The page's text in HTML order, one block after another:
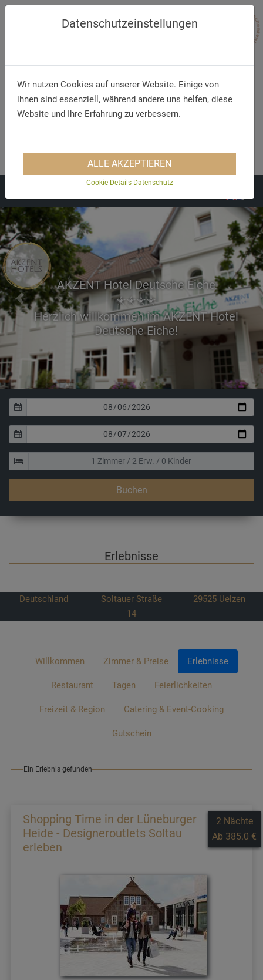
+49 (58 1) 90 55 0
info@eiche-uelzen.de
AKZENT Hotel Deutsche Eiche
✭✭✭✭
Verbringen
Previous Next
Buchen
Erlebnisse
Deutschland
Soltauer Straße
14
29525 Uelzen
Willkommen Zimmer & Preise Erlebnisse
Restaurant Tagen Feierlichkeiten
Freizeit & Region Catering & Event-Cooking
Gutschein
Ein Erlebnis gefunden
Shopping Time in der Lüneburger
Heide - Designeroutlets Soltau
erleben
2 Nächte
Ab 385.0 €
Datenschutzeinstellungen
Wir nutzen Cookies auf unserer Website. Einige von
ihnen sind essenziell, während andere uns helfen, diese
Website und Ihre Erfahrung zu verbessern.
ALLE AKZEPTIEREN
Cookie Details Datenschutz